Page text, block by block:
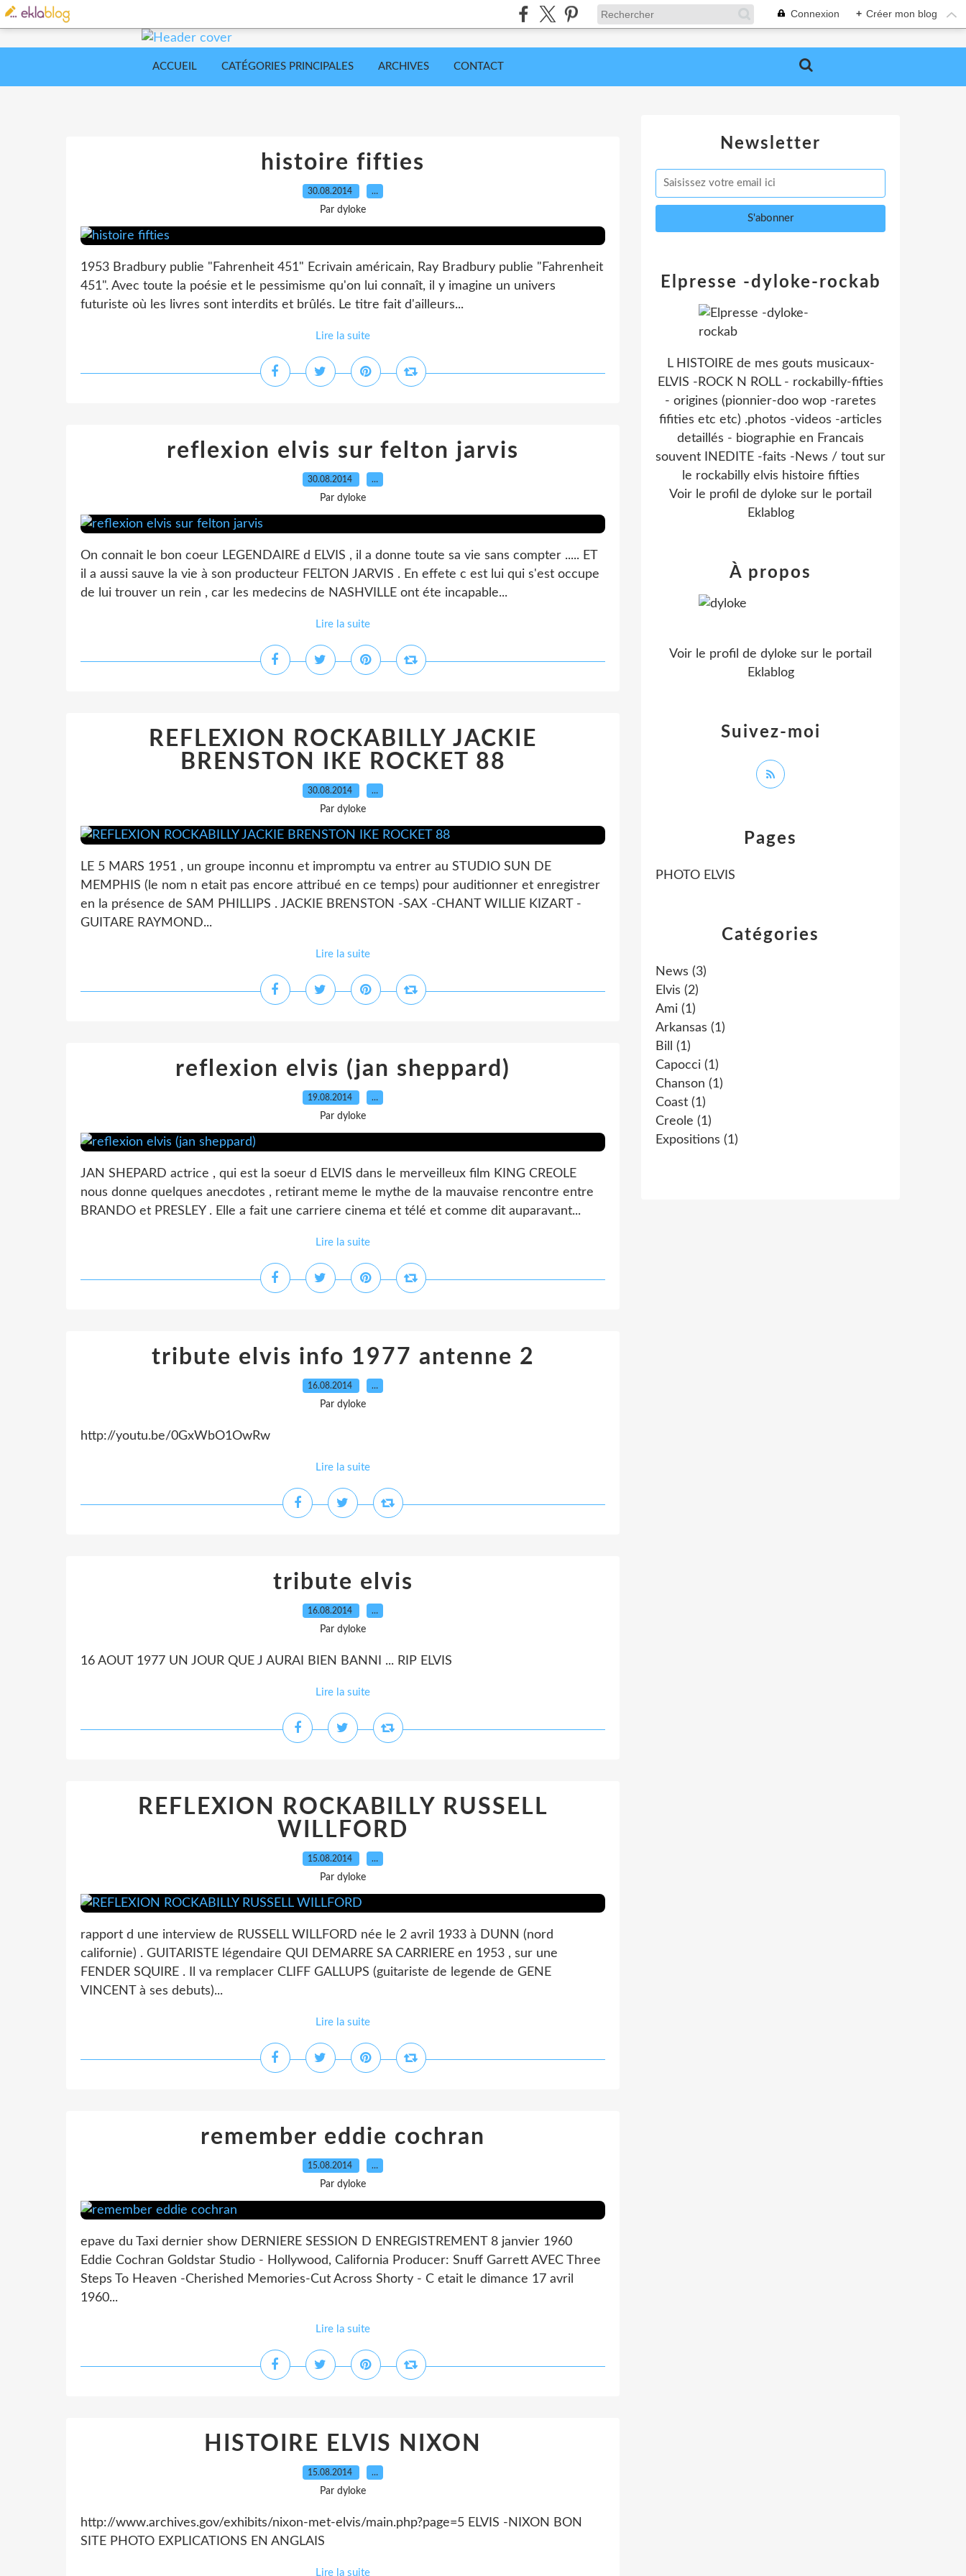
Connexion + Créer mon blog
ACCUEIL CATÉGORIES PRINCIPALES ARCHIVES CONTACT
histoire fifties
30.08.2014 …
Par dyloke
1953 Bradbury publie "Fahrenheit 451" Ecrivain américain, Ray Bradbury publie "Fahrenheit
451". Avec toute la poésie et le pessimisme qu'on lui connaît, il y imagine un univers
futuriste où les livres sont interdits et brûlés. Le titre fait d'ailleurs...
Lire la suite
reflexion elvis sur felton jarvis
30.08.2014 …
Par dyloke
On connait le bon coeur LEGENDAIRE d ELVIS , il a donne toute sa vie sans compter ..... ET
il a aussi sauve la vie à son producteur FELTON JARVIS . En effete c est lui qui s'est occupe
de lui trouver un rein , car les medecins de NASHVILLE ont éte incapable...
Lire la suite
REFLEXION ROCKABILLY JACKIE
BRENSTON IKE ROCKET 88
30.08.2014 …
Par dyloke
LE 5 MARS 1951 , un groupe inconnu et impromptu va entrer au STUDIO SUN DE
MEMPHIS (le nom n etait pas encore attribué en ce temps) pour auditionner et enregistrer
en la présence de SAM PHILLIPS . JACKIE BRENSTON -SAX -CHANT WILLIE KIZART -
GUITARE RAYMOND...
Lire la suite
reflexion elvis (jan sheppard)
19.08.2014 …
Par dyloke
JAN SHEPARD actrice , qui est la soeur d ELVIS dans le merveilleux film KING CREOLE
nous donne quelques anecdotes , retirant meme le mythe de la mauvaise rencontre entre
BRANDO et PRESLEY . Elle a fait une carriere cinema et télé et comme dit auparavant...
Lire la suite
tribute elvis info 1977 antenne 2
16.08.2014 …
Par dyloke
http://youtu.be/0GxWbO1OwRw
Lire la suite
tribute elvis
16.08.2014 …
Par dyloke
16 AOUT 1977 UN JOUR QUE J AURAI BIEN BANNI ... RIP ELVIS
Lire la suite
REFLEXION ROCKABILLY RUSSELL
WILLFORD
15.08.2014 …
Par dyloke
rapport d une interview de RUSSELL WILLFORD née le 2 avril 1933 à DUNN (nord
californie) . GUITARISTE légendaire QUI DEMARRE SA CARRIERE en 1953 , sur une
FENDER SQUIRE . Il va remplacer CLIFF GALLUPS (guitariste de legende de GENE
VINCENT à ses debuts)...
Lire la suite
remember eddie cochran
15.08.2014 …
Par dyloke
epave du Taxi dernier show DERNIERE SESSION D ENREGISTREMENT 8 janvier 1960
Eddie Cochran Goldstar Studio - Hollywood, California Producer: Snuff Garrett AVEC Three
Steps To Heaven -Cherished Memories-Cut Across Shorty - C etait le dimance 17 avril
1960...
Lire la suite
HISTOIRE ELVIS NIXON
15.08.2014 …
Par dyloke
http://www.archives.gov/exhibits/nixon-met-elvis/main.php?page=5 ELVIS -NIXON BON
SITE PHOTO EXPLICATIONS EN ANGLAIS
Lire la suite
Newsletter
Catégories
News (3)
Elvis (2)
Ami (1)
Arkansas (1)
Bill
(1)
Capocci (1)
Chanson (1)
Coast (1)
Creole (1)
Expositions (1)
Pages
PHOTO ELVIS
Elpresse -dyloke-rockab
L HISTOIRE de mes gouts musicaux-
ELVIS -ROCK N ROLL - rockabilly-fifties
- origines (pionnier-doo wop -raretes
fifities etc etc) .photos -videos -articles
detaillés - biographie en Francais
souvent INEDITE -faits -News / tout sur
le rockabilly elvis histoire fifties
Voir le profil de dyloke sur le portail
Eklablog
Suivez-moi
À propos
Voir le profil de dyloke sur le portail
Eklablog